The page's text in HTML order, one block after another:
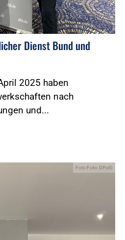
Dienst Bund und
2025 haben
nach
und...
Foto:Foto: DPolG